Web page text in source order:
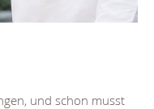
und schon musst